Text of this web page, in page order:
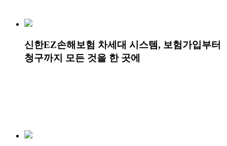
신한EZ손해보험 차세대 시스템, 보험가입부터
청구까지 모든 것을 한 곳에